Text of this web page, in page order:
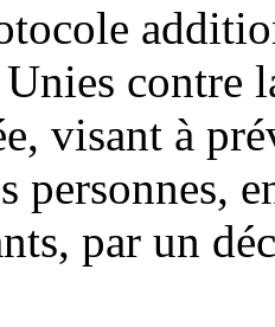
contre
visant à
personnes,
par un